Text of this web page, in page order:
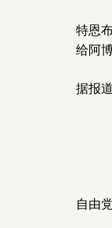
特恩
给阿博
据报
自由